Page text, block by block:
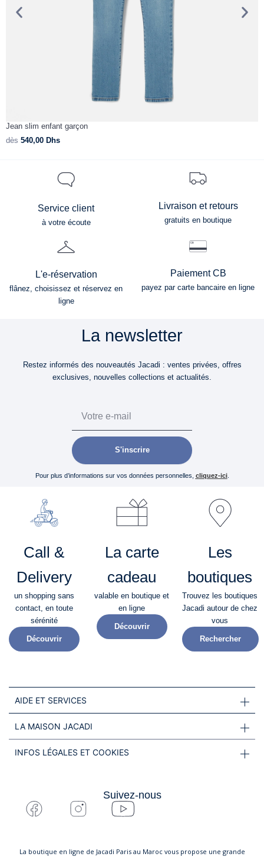
Jean slim enfant garçon
dès 540,00 Dhs
Service client
à votre écoute
Livraison et retours
gratuits en boutique
L'e-réservation
flânez, choisissez et réservez en
ligne
Paiement CB
payez par carte bancaire en ligne
La newsletter
Restez informés des nouveautés Jacadi : ventes privées, offres
exclusives, nouvelles collections et actualités.
S'inscrire
Pour plus d’informations sur vos données personnelles, cliquez-ici.
Call &
Delivery
un shopping sans
contact, en toute
sérénité​
Découvrir
La carte
cadeau
valable en boutique et
en ligne
Découvrir
Les
boutiques
Trouvez les boutiques
Jacadi autour de chez
vous
Rechercher
AIDE ET SERVICES
LA MAISON JACADI
INFOS LÉGALES ET COOKIES
Suivez-nous
La boutique en ligne de Jacadi Paris au Maroc vous propose une grande